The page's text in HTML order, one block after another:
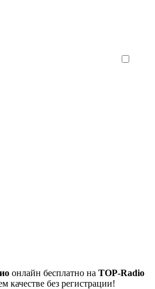
онлайн бесплатно на TOP-Radio
качестве без регистрации!